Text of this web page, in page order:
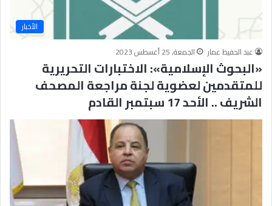
الأخبار
عبد الحفيظ عمار
الجمعة, 25 أغسطس 2023
«البحوث الإسلامية»: الاختبارات التحريرية
للمتقدمين لعضوية لجنة مراجعة المصحف
الشريف .. الأحد 17 سبتمبر القادم